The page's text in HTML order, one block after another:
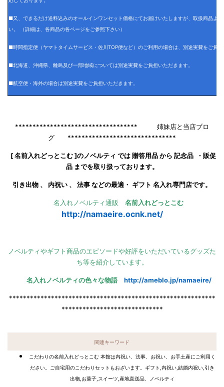
■又、できるだけ送料込みのオールインワンセット価格にてお届けいたしますが、取扱商品よ
い。 （詳細は、各商品の各ページをご参照下さい）
■時間指定便（ヤマトタイムサービス・佐川TOP便など）のご利用の場合は、別途実費をご負
■北海道、沖縄県、離島及び一部地域については別途実費をご負担いただきます。
■航空便・海外の場合は別途実費をご負担いただきます。
*********************************** 姉妹店と当店ブロ
グ *******************************
[ 名前入れどっとこむ ]のノベルティ では 贈答用品 から 記念品 ・販促
品 までを取り扱っております。
引き出物 、 内祝い 、 法事 などの最適・ ギフト 名入れ専門店です。
名入れノベルティ通販 名前入れどっとこむ
http://namaeire.ocnk.net/
ノベルティやギフト商品のエピソードや好評をいただいているグッズた
ち等を紹介しています。
名入れノベルティの色々な物語 http://ameblo.jp/namaeire/
***********************************************************
*****************************
関連キーワード
こだわりの名前入れどっとこむ 本館は内祝い、法事、お祝い、お手土産にご利用く
ださい。ご自宅用のこだわりセットもおざいます。ギフト,内祝い,結婚内祝い,引き
出物,お菓子,スイーツ,産地直送品、ノベルティ